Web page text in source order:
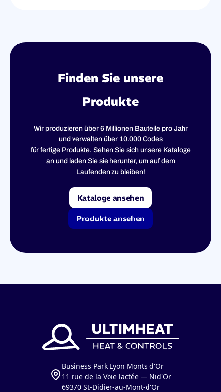
Finden Sie unsere
Produkte
Wir produzieren über 6 Millionen Bauteile pro Jahr
und verwalten über 10.000 Codes
für fertige Produkte. Sehen Sie sich unsere Kataloge
an und laden Sie sie herunter, um auf dem
Laufenden zu bleiben!
Kataloge ansehen
Produkte ansehen
Business Park Lyon Monts d'Or
11 rue de la Voie lactée — Nid'Or
69370 St-Didier-au-Mont-d'Or